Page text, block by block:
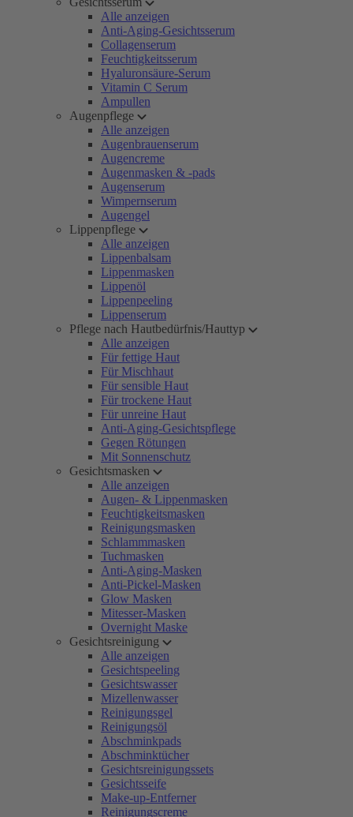
Alle anzeigen
Anti-Aging-Gesichtsserum
Collagenserum
Feuchtigkeitsserum
Hyaluronsäure-Serum
Vitamin C Serum
Ampullen
Augenpflege
Alle anzeigen
Augenbrauenserum
Augencreme
Augenmasken & -pads
Augenserum
Wimpernserum
Augengel
Lippenpflege
Alle anzeigen
Lippenbalsam
Lippenmasken
Lippenöl
Lippenpeeling
Lippenserum
Pflege nach Hautbedürfnis/Hauttyp
Alle anzeigen
Für fettige Haut
Für Mischhaut
Für sensible Haut
Für trockene Haut
Für unreine Haut
Anti-Aging-Gesichtspflege
Gegen Rötungen
Mit Sonnenschutz
Gesichtsmasken
Alle anzeigen
Augen- & Lippenmasken
Feuchtigkeitsmasken
Reinigungsmasken
Schlammmasken
Tuchmasken
Anti-Aging-Masken
Anti-Pickel-Masken
Glow Masken
Mitesser-Masken
Overnight Maske
Gesichtsreinigung
Alle anzeigen
Gesichtspeeling
Gesichtswasser
Mizellenwasser
Reinigungsgel
Reinigungsöl
Abschminkpads
Abschminktücher
Gesichtsreinigungssets
Gesichtsseife
Make-up-Entferner
Reinigungscreme